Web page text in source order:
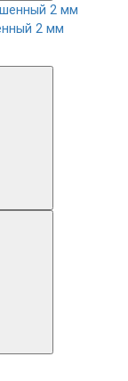
2 мм